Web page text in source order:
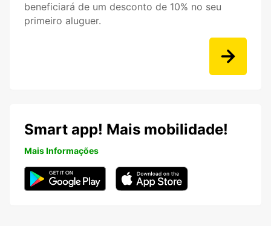
beneficiará de um desconto de 10% no seu
primeiro aluguer.
Smart app! Mais mobilidade!
Mais Informações